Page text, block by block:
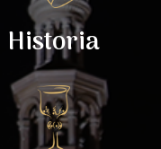
Historia